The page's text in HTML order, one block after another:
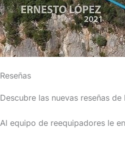
Reseñas
Descubre las nuevas reseñas
Al equipo de reequipadores le